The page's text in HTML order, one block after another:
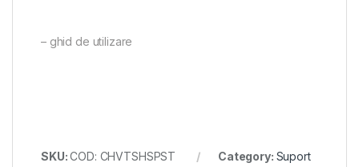
– ghid de utilizare
SKU:COD: CHVTSHSPST Category: Suport